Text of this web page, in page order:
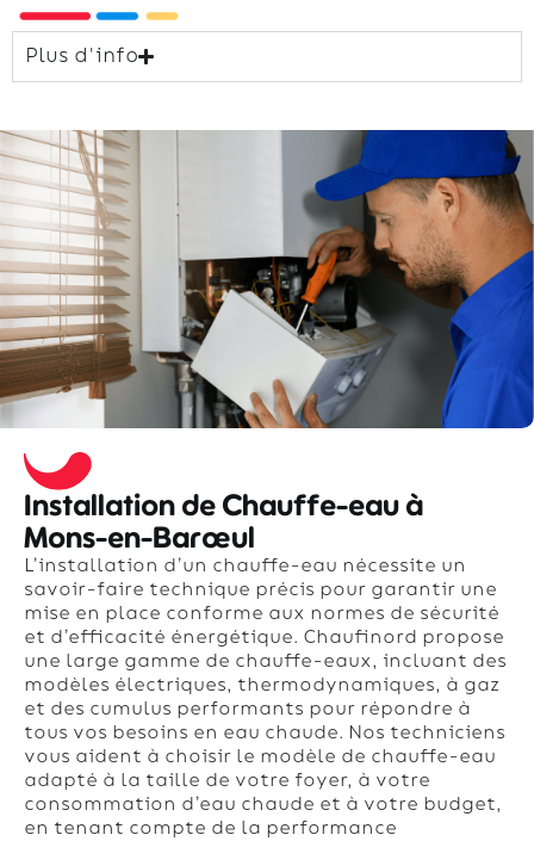
Plus d'info
Installation de Chauffe-eau à
Mons-en-Barœul
L’installation d’un chauffe-eau nécessite un
savoir-faire technique précis pour garantir une
mise en place conforme aux normes de sécurité
et d’efficacité énergétique. Chaufinord propose
une large gamme de chauffe-eaux, incluant des
modèles électriques, thermodynamiques, à gaz
et des cumulus performants pour répondre à
tous vos besoins en eau chaude. Nos techniciens
vous aident à choisir le modèle de chauffe-eau
adapté à la taille de votre foyer, à votre
consommation d’eau chaude et à votre budget,
en tenant compte de la performance